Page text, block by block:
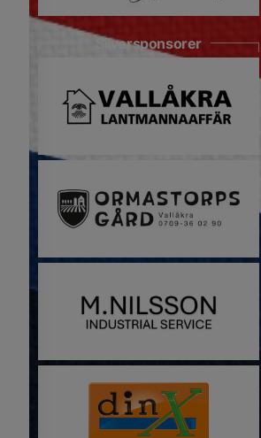
Silversponsorer